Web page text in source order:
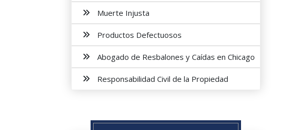
Muerte Injusta
Productos Defectuosos
Abogado de Resbalones y Caídas en Chicago
Responsabilidad Civil de la Propiedad